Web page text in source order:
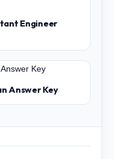
Engineer
Answer Key